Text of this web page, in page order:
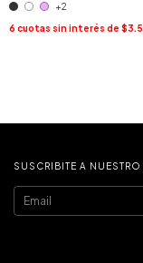
+2
6 cuotas sin interés de
SUSCRIBITE A NUESTRO